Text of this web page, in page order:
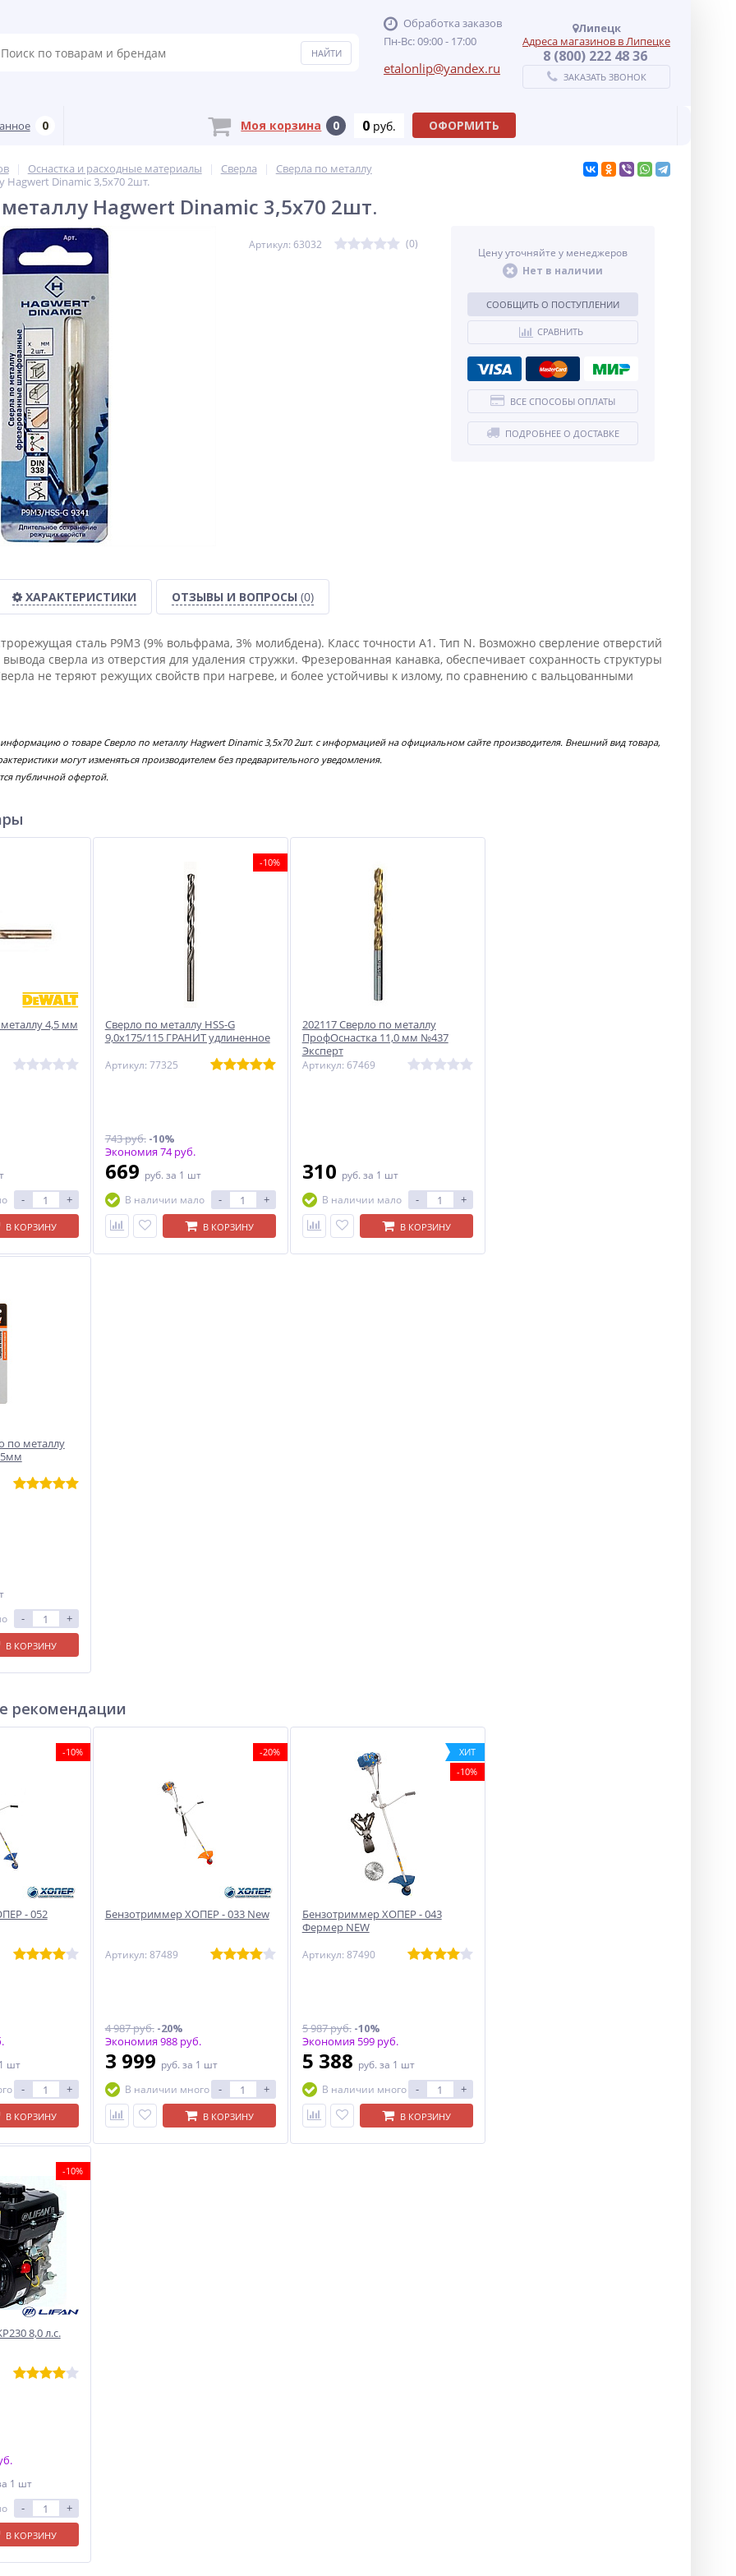
Обработка заказов
Пн-Вс: 09:00 - 17:00
etalonlip@yandex.ru
Липецк
Адреса магазинов в Липецке
8 (800) 222 48 36
ЗАКАЗАТЬ ЗВОНОК
0 Моя корзина 0 0 руб. ОФОРМИТЬ
Оснастка и расходные материалы Сверла
Сверла по металлу
Hagwert Dinamic 3,5х70 2шт.
Hagwert Dinamic 3,5х70 2шт.
Артикул: 63032 (0)
Цену уточняйте у менеджеров
Нет в наличии
СООБЩИТЬ О ПОСТУПЛЕНИИ
СРАВНИТЬ
ВСЕ СПОСОБЫ ОПЛАТЫ
ПОДРОБНЕЕ О ДОСТАВКЕ
ХАРАКТЕРИСТИКИ ОТЗЫВЫ И ВОПРОСЫ (0)
сталь P9M3 (9% вольфрама, 3% молибдена). Класс точности А1. Тип N. Возможно сверление отверстий
сверла из отверстия для удаления стружки. Фрезерованная канавка, обеспечивает сохранность структуры
не теряют режущих свойств при нагреве, и более устойчивы к излому, по сравнению с вальцованными
о товаре Сверло по металлу Hagwert Dinamic 3,5х70 2шт. с информацией на официальном сайте производителя. Внешний вид товара,
могут изменяться производителем без предварительного уведомления.
публичной офертой.
4,5 мм
- +
В КОРЗИНУ
-10%
Сверло по металлу HSS-G
9,0х175/115 ГРАНИТ удлиненное
Артикул: 77325
743 руб.-10%
Экономия 74 руб.
669 руб. за 1 шт
В наличии мало
- +
В КОРЗИНУ
202117 Сверло по металлу
ПрофОснастка 11,0 мм №437
Эксперт
Артикул: 67469
310 руб. за 1 шт
В наличии мало
- +
В КОРЗИНУ
по металлу
- +
В КОРЗИНУ
рекомендации
-10%
- 052
шт
- +
В КОРЗИНУ
-20%
Бензотриммер ХОПЕР - 033 New
Артикул: 87489
4 987 руб.-20%
Экономия 988 руб.
3 999 руб. за 1 шт
В наличии много
- +
В КОРЗИНУ
ХИТ
-10%
Бензотриммер ХОПЕР - 043
Фермер NEW
Артикул: 87490
5 987 руб.-10%
Экономия 599 руб.
5 388 руб. за 1 шт
В наличии много
- +
В КОРЗИНУ
-10%
8,0 л.с.
1 шт
- +
В КОРЗИНУ